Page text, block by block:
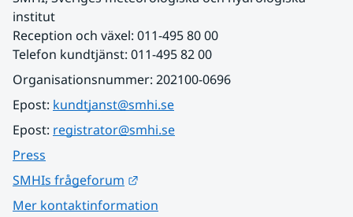
institut
Reception och växel: 011-495 80 00
Telefon kundtjänst: 011-495 82 00
Organisationsnummer: 202100-0696
Epost: kundtjanst@smhi.se
Epost: registrator@smhi.se
Press
SMHIs frågeforum
Mer kontaktinformation